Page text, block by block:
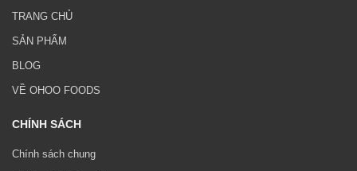
TRANG CHỦ
SẢN PHẨM
BLOG
VỀ OHOO FOODS
CHÍNH SÁCH
Chính sách chung